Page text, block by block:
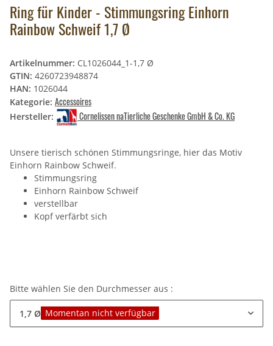
Ring für Kinder - Stimmungsring Einhorn
Rainbow Schweif 1,7 Ø
Artikelnummer: CL1026044_1-1,7 Ø
GTIN: 4260723948874
HAN: 1026044
Kategorie: Accessoires
Hersteller: Cornelissen naTierliche Geschenke GmbH & Co. KG
Unsere tierisch schönen Stimmungsringe, hier das Motiv
Einhorn Rainbow Schweif.
Stimmungsring
Einhorn Rainbow Schweif
verstellbar
Kopf verfärbt sich
Bitte wählen Sie den Durchmesser aus :
1,7 Ø Momentan nicht verfügbar